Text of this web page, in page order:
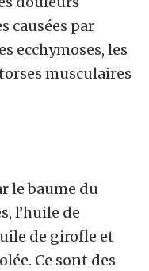
causées par
ecchymoses, les
musculaires
le baume du
l’huile de
de girofle et
Ce sont des